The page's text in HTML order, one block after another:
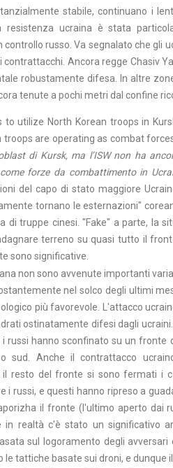
stabile, continuano i
resistenza ucraina è stata
russo. Va segnalato che gli
contrattacchi. Ancora regge Chasiv
robustamente difesa. In altre
tenute a pochi metri dal confine
to utilize North Korean troops in
troops are operating as combat
di Kursk, ma l’ISW non ha
forze da combattimento in
del capo di stato maggiore
tornano le esternazioni"
di truppe cinesi. "Fake" a parte, la
terreno su quasi tutto il
sono significative.
non sono avvenute importanti
nel solco degli ultimi
più favorevole. L'attacco
ostinatamente difesi dagli
i russi hanno sconfinato su un
sud. Anche il contrattacco
resto del fronte si sono fermati i
i russi, e questi hanno ripreso a
il fronte (l'ultimo aperto dai
in realtà c'è stato un significativo
sul logoramento degli
le tattiche basate sui droni, e dunque